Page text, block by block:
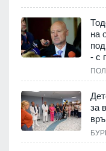
на
- с
за